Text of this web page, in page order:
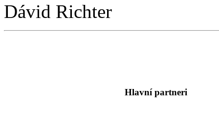
Dávid Richter
Hlavní partneri